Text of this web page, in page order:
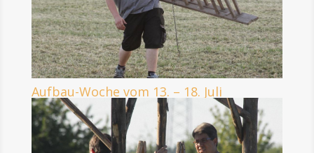
Aufbau-Woche vom 13. – 18. Juli